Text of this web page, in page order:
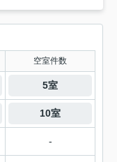
空室件数
5室
10室
-